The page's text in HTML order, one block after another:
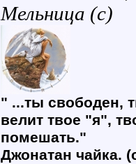
Мельница (с)
" ...ты свободен,
велит твое "я",
помешать."
Джонатан чайка.